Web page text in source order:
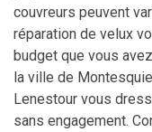
couvreurs peuvent
réparation de velux
budget que vous
la ville de
Lenestour vous
sans engagement.